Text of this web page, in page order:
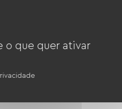
o que quer ativar